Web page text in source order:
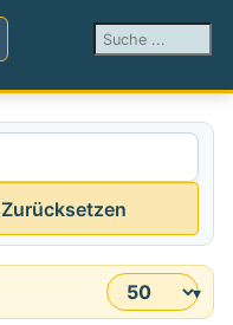
Suchen ...
Zurücksetzen